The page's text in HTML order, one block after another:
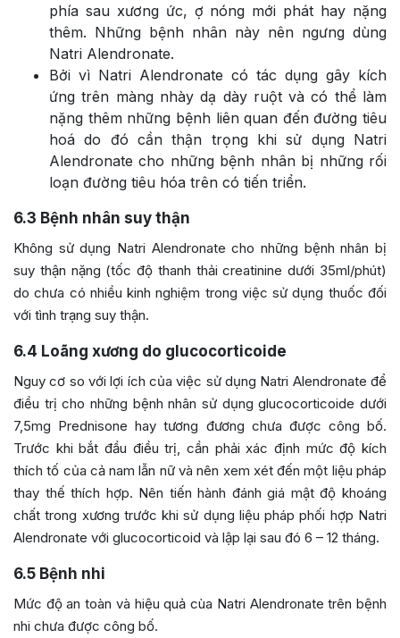
phía sau xương ức, ợ nóng mới phát hay nặng
thêm. Những bệnh nhân này nên ngưng dùng
Natri Alendronate.
Bởi vì Natri Alendronate có tác dụng gây kích
ứng trên màng nhày dạ dày ruột và có thể làm
nặng thêm những bệnh liên quan đến đường tiêu
hoá do đó cần thận trọng khi sử dụng Natri
Alendronate cho những bệnh nhân bị những rối
loạn đường tiêu hóa trên có tiến triển.
6.3 Bệnh nhân suy thận
Không sử dụng Natri Alendronate cho những bệnh nhân bị
suy thận nặng (tốc độ thanh thải creatinine dưới 35ml/phút)
do chưa có nhiều kinh nghiệm trong việc sử dụng thuốc đối
với tình trạng suy thận.
6.4 Loãng xương do glucocorticoide
Nguy cơ so với lợi ích của việc sử dụng Natri Alendronate để
điều trị cho những bệnh nhân sử dụng glucocorticoide dưới
7,5mg Prednisone hay tương đương chưa được công bố.
Trước khi bắt đầu điều trị, cần phải xác định mức độ kích
thích tố của cả nam lẫn nữ và nên xem xét đến một liệu pháp
thay thế thích hợp. Nên tiến hành đánh giá mật độ khoáng
chất trong xương trước khi sử dụng liệu pháp phối hợp Natri
Alendronate với glucocorticoid và lập lại sau đó 6 – 12 tháng.
6.5 Bệnh nhi
Mức độ an toàn và hiệu quả cùa Natri Alendronate trên bệnh
nhi chưa được công bố.